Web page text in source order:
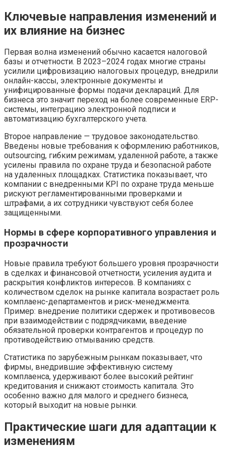
Ключевые направления изменений и
их влияние на бизнес
Первая волна изменений обычно касается налоговой
базы и отчетности. В 2023–2024 годах многие страны
усилили цифровизацию налоговых процедур, внедрили
онлайн-кассы, электронные документы и
унифицированные формы подачи деклараций. Для
бизнеса это значит переход на более современные ERP-
системы, интеграцию электронной подписи и
автоматизацию бухгалтерского учета.
Второе направление — трудовое законодательство.
Введены новые требования к оформлению работников,
outsourcing, гибким режимам, удаленной работе, а также
усилены правила по охране труда и безопасной работе
на удаленных площадках. Статистика показывает, что
компании с внедренными KPI по охране труда меньше
рискуют регламентированными проверками и
штрафами, а их сотрудники чувствуют себя более
защищенными.
Нормы в сфере корпоративного управления и
прозрачности
Новые правила требуют большего уровня прозрачности
в сделках и финансовой отчетности, усиления аудита и
раскрытия конфликтов интересов. В компаниях с
количеством сделок на рынке капитала возрастает роль
комплаенс-департаментов и риск-менеджмента.
Пример: внедрение политики сдержек и противовесов
при взаимодействии с подрядчиками, введение
обязательной проверки контрагентов и процедур по
противодействию отмыванию средств.
Статистика по зарубежным рынкам показывает, что
фирмы, внедрившие эффективную систему
комплаенса, удерживают более высокий рейтинг
кредитования и снижают стоимость капитала. Это
особенно важно для малого и среднего бизнеса,
который выходит на новые рынки.
Практические шаги для адаптации к
изменениям